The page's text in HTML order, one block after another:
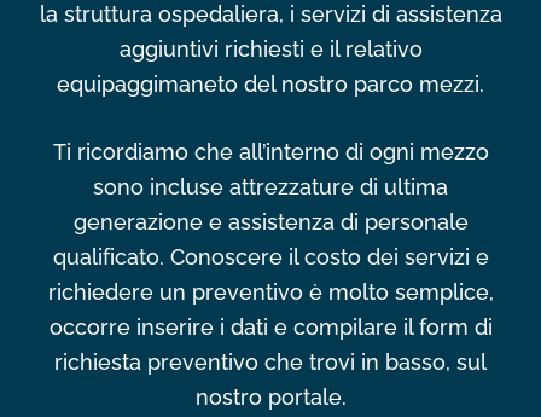
la struttura ospedaliera, i servizi di assistenza
aggiuntivi richiesti e il relativo
equipaggimaneto del nostro parco mezzi.
Ti ricordiamo che all’interno di ogni mezzo
sono incluse attrezzature di ultima
generazione e assistenza di personale
qualificato. Conoscere il costo dei servizi e
richiedere un preventivo è molto semplice,
occorre inserire i dati e compilare il form di
richiesta preventivo che trovi in basso, sul
nostro portale.